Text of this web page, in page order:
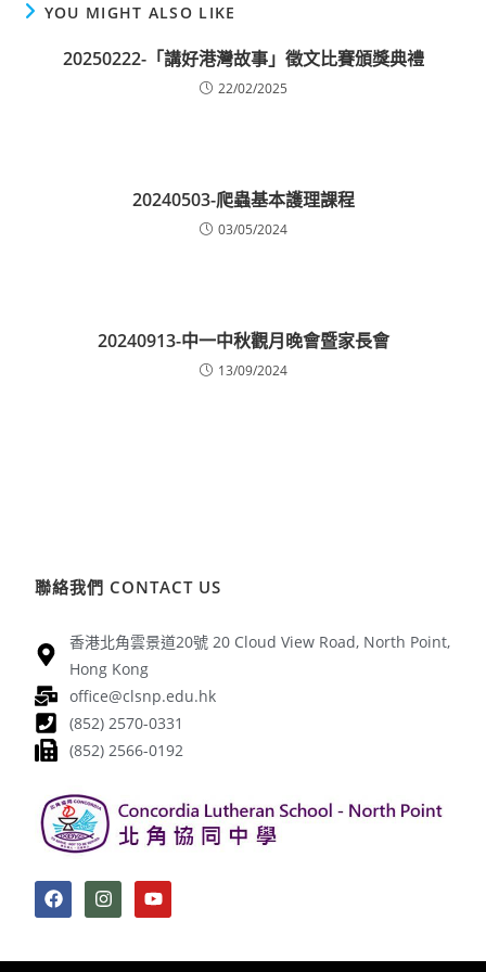
YOU MIGHT ALSO LIKE
20250222-「講好港灣故事」徵文比賽頒獎典禮
22/02/2025
20240503-爬蟲基本護理課程
03/05/2024
20240913-中一中秋觀月晚會暨家長會
13/09/2024
聯絡我們 CONTACT US
香港北角雲景道20號 20 Cloud View Road, North Point,
Hong Kong
office@clsnp.edu.hk
(852) 2570-0331
(852) 2566-0192